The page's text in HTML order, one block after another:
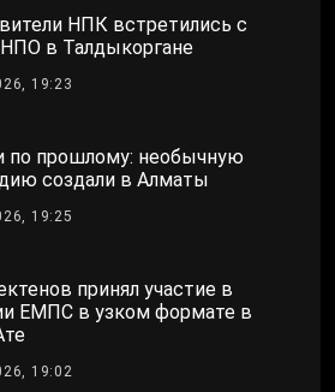
НПК встретились с
в Талдыкоргане
19:23
по прошлому: необычную
создали в Алматы
19:25
принял участие в
ЕМПС в узком формате в
19:02